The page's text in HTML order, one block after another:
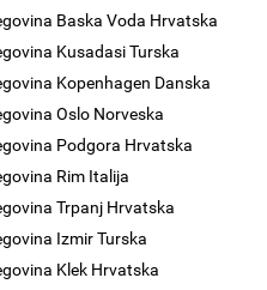
Baska Voda Hrvatska
Kusadasi Turska
Kopenhagen Danska
Oslo Norveska
Podgora Hrvatska
Rim Italija
Trpanj Hrvatska
Izmir Turska
Klek Hrvatska